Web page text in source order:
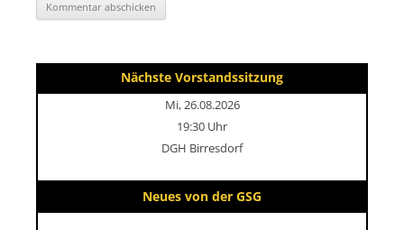
Nächste Vorstandssitzung
Mi, 26.08.2026
19:30 Uhr
DGH Birresdorf
Neues von der GSG